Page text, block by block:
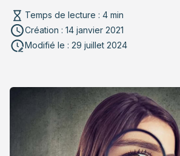
Rechercher un article
Temps de lecture : 4 min
Création : 14 janvier 2021
Modifié le : 29 juillet 2024